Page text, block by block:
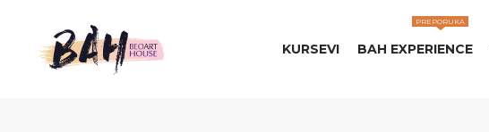
KURSEVI BAH EXPERIENCE
PREPORUKA